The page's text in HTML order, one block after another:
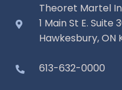
Theoret Martel
1 Main St E. Suite
Hawkesbury, ON
613-632-0000